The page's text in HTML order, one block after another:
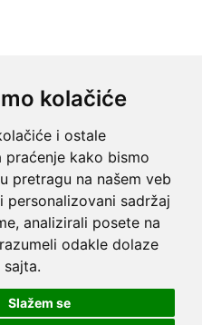
kolačiće
i ostale
praćenje kako bismo
pretragu na našem veb
personalizovani sadržaj
analizirali posete na
odakle dolaze
Slažem se
iz Srbije, regiona i sveta.